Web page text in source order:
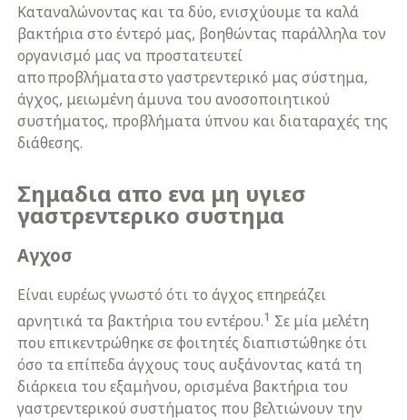
Καταναλώνοντας και τα δύο, ενισχύουμε τα καλά
βακτήρια στο έντερό μας, βοηθώντας παράλληλα τον
οργανισμό μας να προστατευτεί
απο προβλήματα στο γαστρεντερικό μας σύστημα,
άγχος, μειωμένη άμυνα του ανοσοποιητικού
συστήματος, προβλήματα ύπνου και διαταραχές της
διάθεσης.
Σημαδια απο ενα μη υγιεσ
γαστρεντερικο συστημα
Αγχοσ
Είναι ευρέως γνωστό ότι το άγχος επηρεάζει
αρνητικά τα βακτήρια του εντέρου.1 Σε μία μελέτη
που επικεντρώθηκε σε φοιτητές διαπιστώθηκε ότι
όσο τα επίπεδα άγχους τους αυξάνοντας κατά τη
διάρκεια του εξαμήνου, ορισμένα βακτήρια του
γαστρεντερικού συστήματος που βελτιώνουν την